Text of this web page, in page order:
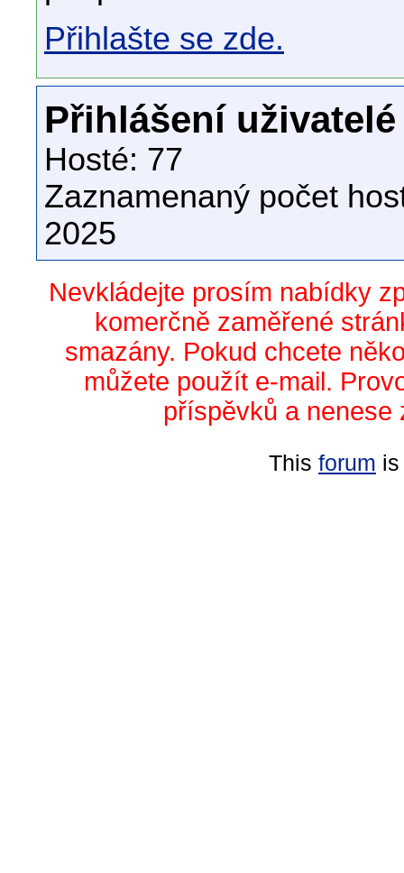
Přihlašte se zde.
Přihlášení uživatelé
Hosté: 77
Zaznamenaný počet
2025
Nevkládejte prosím nabídky
komerčně zaměřené
smazány. Pokud chcete
můžete použít e-mail.
příspěvků a nenese
This forum